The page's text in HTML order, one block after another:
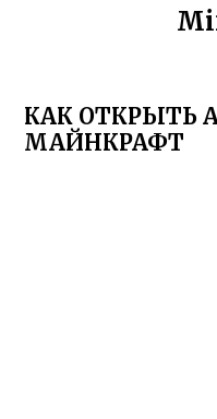
КАК ОТКРЫТЬ
МАЙНКРАФТ